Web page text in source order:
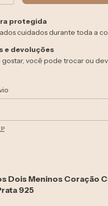
protegida
cuidados durante toda a
e devoluções
gostar, você pode trocar ou
Dois Meninos Coração
925